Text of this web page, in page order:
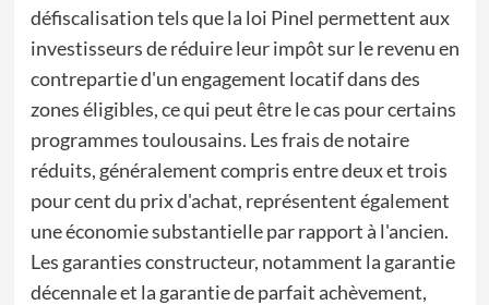
défiscalisation tels que la loi Pinel permettent aux
investisseurs de réduire leur impôt sur le revenu en
contrepartie d'un engagement locatif dans des
zones éligibles, ce qui peut être le cas pour certains
programmes toulousains. Les frais de notaire
réduits, généralement compris entre deux et trois
pour cent du prix d'achat, représentent également
une économie substantielle par rapport à l'ancien.
Les garanties constructeur, notamment la garantie
décennale et la garantie de parfait achèvement,